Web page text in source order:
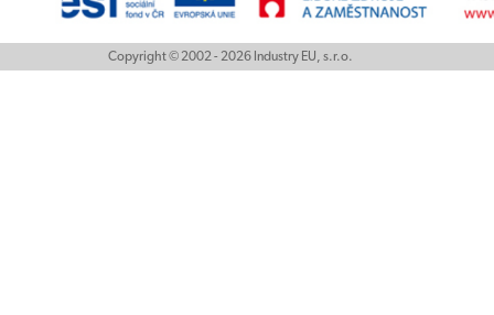
Copyright © 2002 - 2026 Industry EU, s.r.o.